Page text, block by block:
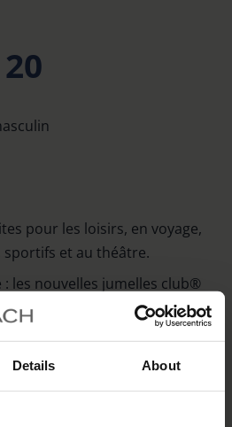
Details About
pour les loisirs, en voyage,
sportifs et au théâtre.
: les nouvelles jumelles club®
grand classique Eschenbach
et exposé au Musée d‘art